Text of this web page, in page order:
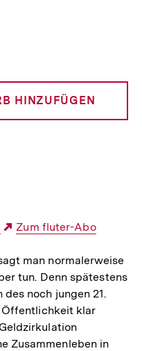
HINZUFÜGEN
Externer
Zum fluter-Abo
man normalerweise
tun. Denn spätestens
noch jungen 21.
klar
Zusammenleben in